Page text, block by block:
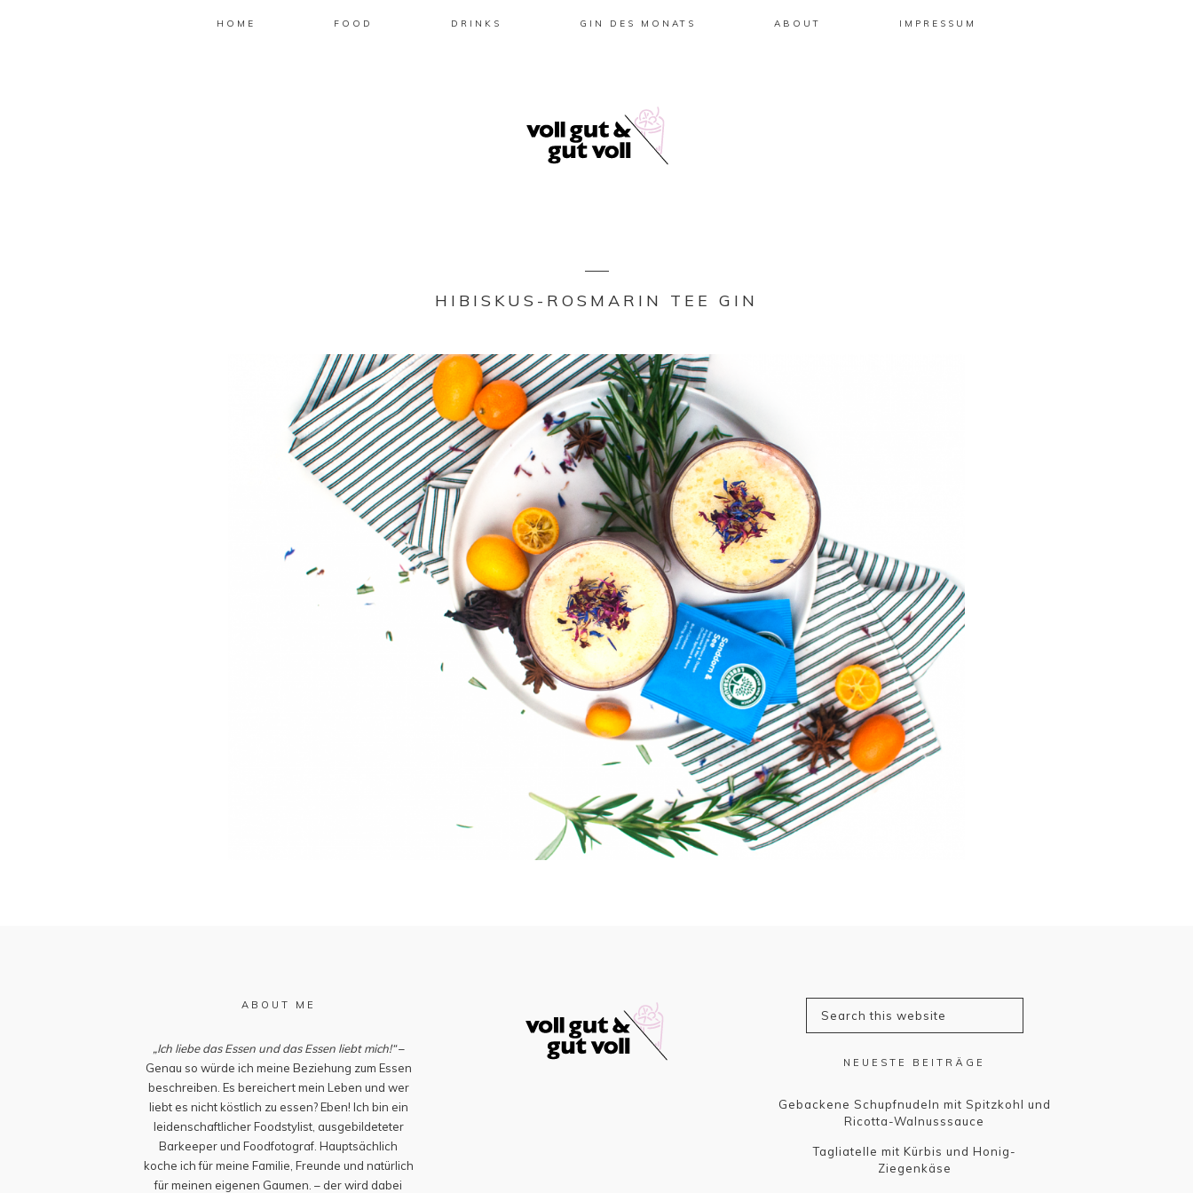
HOME FOOD DRINKS GIN DES MONATS ABOUT IMPRESSUM
HIBISKUS-ROSMARIN TEE GIN
ABOUT ME
„Ich liebe das Essen und das Essen liebt mich!“–
Genau so würde ich meine Beziehung zum Essen
beschreiben. Es bereichert mein Leben und wer
liebt es nicht köstlich zu essen? Eben! Ich bin ein
leidenschaftlicher Foodstylist, ausgebildeteter
Barkeeper und Foodfotograf. Hauptsächlich
koche ich für meine Familie, Freunde und natürlich
für meinen eigenen Gaumen. – der wird dabei
NEUESTE BEITRÄGE
Gebackene Schupfnudeln mit Spitzkohl und
Ricotta-Walnusssauce
Tagliatelle mit Kürbis und Honig-
Ziegenkäse